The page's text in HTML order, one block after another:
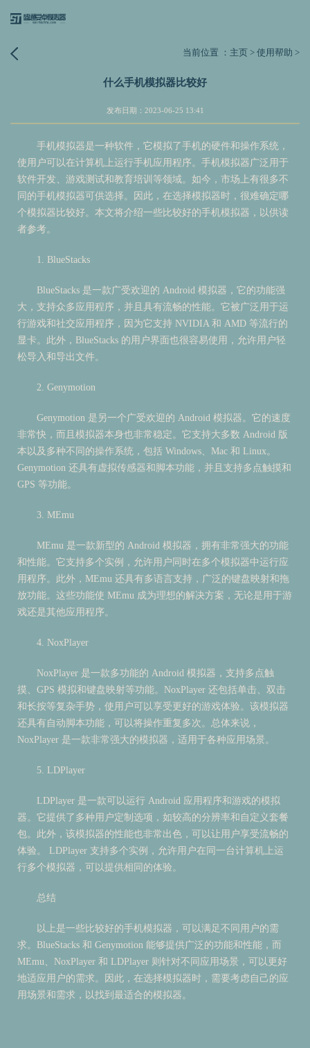
当前位置 ： 主页 > 使用帮助 >
什么手机模拟器比较好
发布日期：2023-06-25 13:41
手机模拟器是一种软件，它模拟了手机的硬件和操作系统，
使用户可以在计算机上运行手机应用程序。手机模拟器广泛用于
软件开发、游戏测试和教育培训等领域。如今，市场上有很多不
同的手机模拟器可供选择。因此，在选择模拟器时，很难确定哪
个模拟器比较好。本文将介绍一些比较好的手机模拟器，以供读
者参考。
1. BlueStacks
BlueStacks 是一款广受欢迎的 Android 模拟器，它的功能强
大，支持众多应用程序，并且具有流畅的性能。它被广泛用于运
行游戏和社交应用程序，因为它支持 NVIDIA 和 AMD 等流行的
显卡。此外，BlueStacks 的用户界面也很容易使用，允许用户轻
松导入和导出文件。
2. Genymotion
Genymotion 是另一个广受欢迎的 Android 模拟器。它的速度
非常快，而且模拟器本身也非常稳定。它支持大多数 Android 版
本以及多种不同的操作系统，包括 Windows、Mac 和 Linux。
Genymotion 还具有虚拟传感器和脚本功能，并且支持多点触摸和
GPS 等功能。
3. MEmu
MEmu 是一款新型的 Android 模拟器，拥有非常强大的功能
和性能。它支持多个实例，允许用户同时在多个模拟器中运行应
用程序。此外，MEmu 还具有多语言支持，广泛的键盘映射和拖
放功能。这些功能使 MEmu 成为理想的解决方案，无论是用于游
戏还是其他应用程序。
4. NoxPlayer
NoxPlayer 是一款多功能的 Android 模拟器，支持多点触
摸、GPS 模拟和键盘映射等功能。NoxPlayer 还包括单击、双击
和长按等复杂手势，使用户可以享受更好的游戏体验。该模拟器
还具有自动脚本功能，可以将操作重复多次。总体来说，
NoxPlayer 是一款非常强大的模拟器，适用于各种应用场景。
5. LDPlayer
LDPlayer 是一款可以运行 Android 应用程序和游戏的模拟
器。它提供了多种用户定制选项，如较高的分辨率和自定义套餐
包。此外，该模拟器的性能也非常出色，可以让用户享受流畅的
体验。 LDPlayer 支持多个实例，允许用户在同一台计算机上运
行多个模拟器，可以提供相同的体验。
总结
以上是一些比较好的手机模拟器，可以满足不同用户的需
求。BlueStacks 和 Genymotion 能够提供广泛的功能和性能，而
MEmu、NoxPlayer 和 LDPlayer 则针对不同应用场景，可以更好
地适应用户的需求。因此，在选择模拟器时，需要考虑自己的应
用场景和需求，以找到最适合的模拟器。